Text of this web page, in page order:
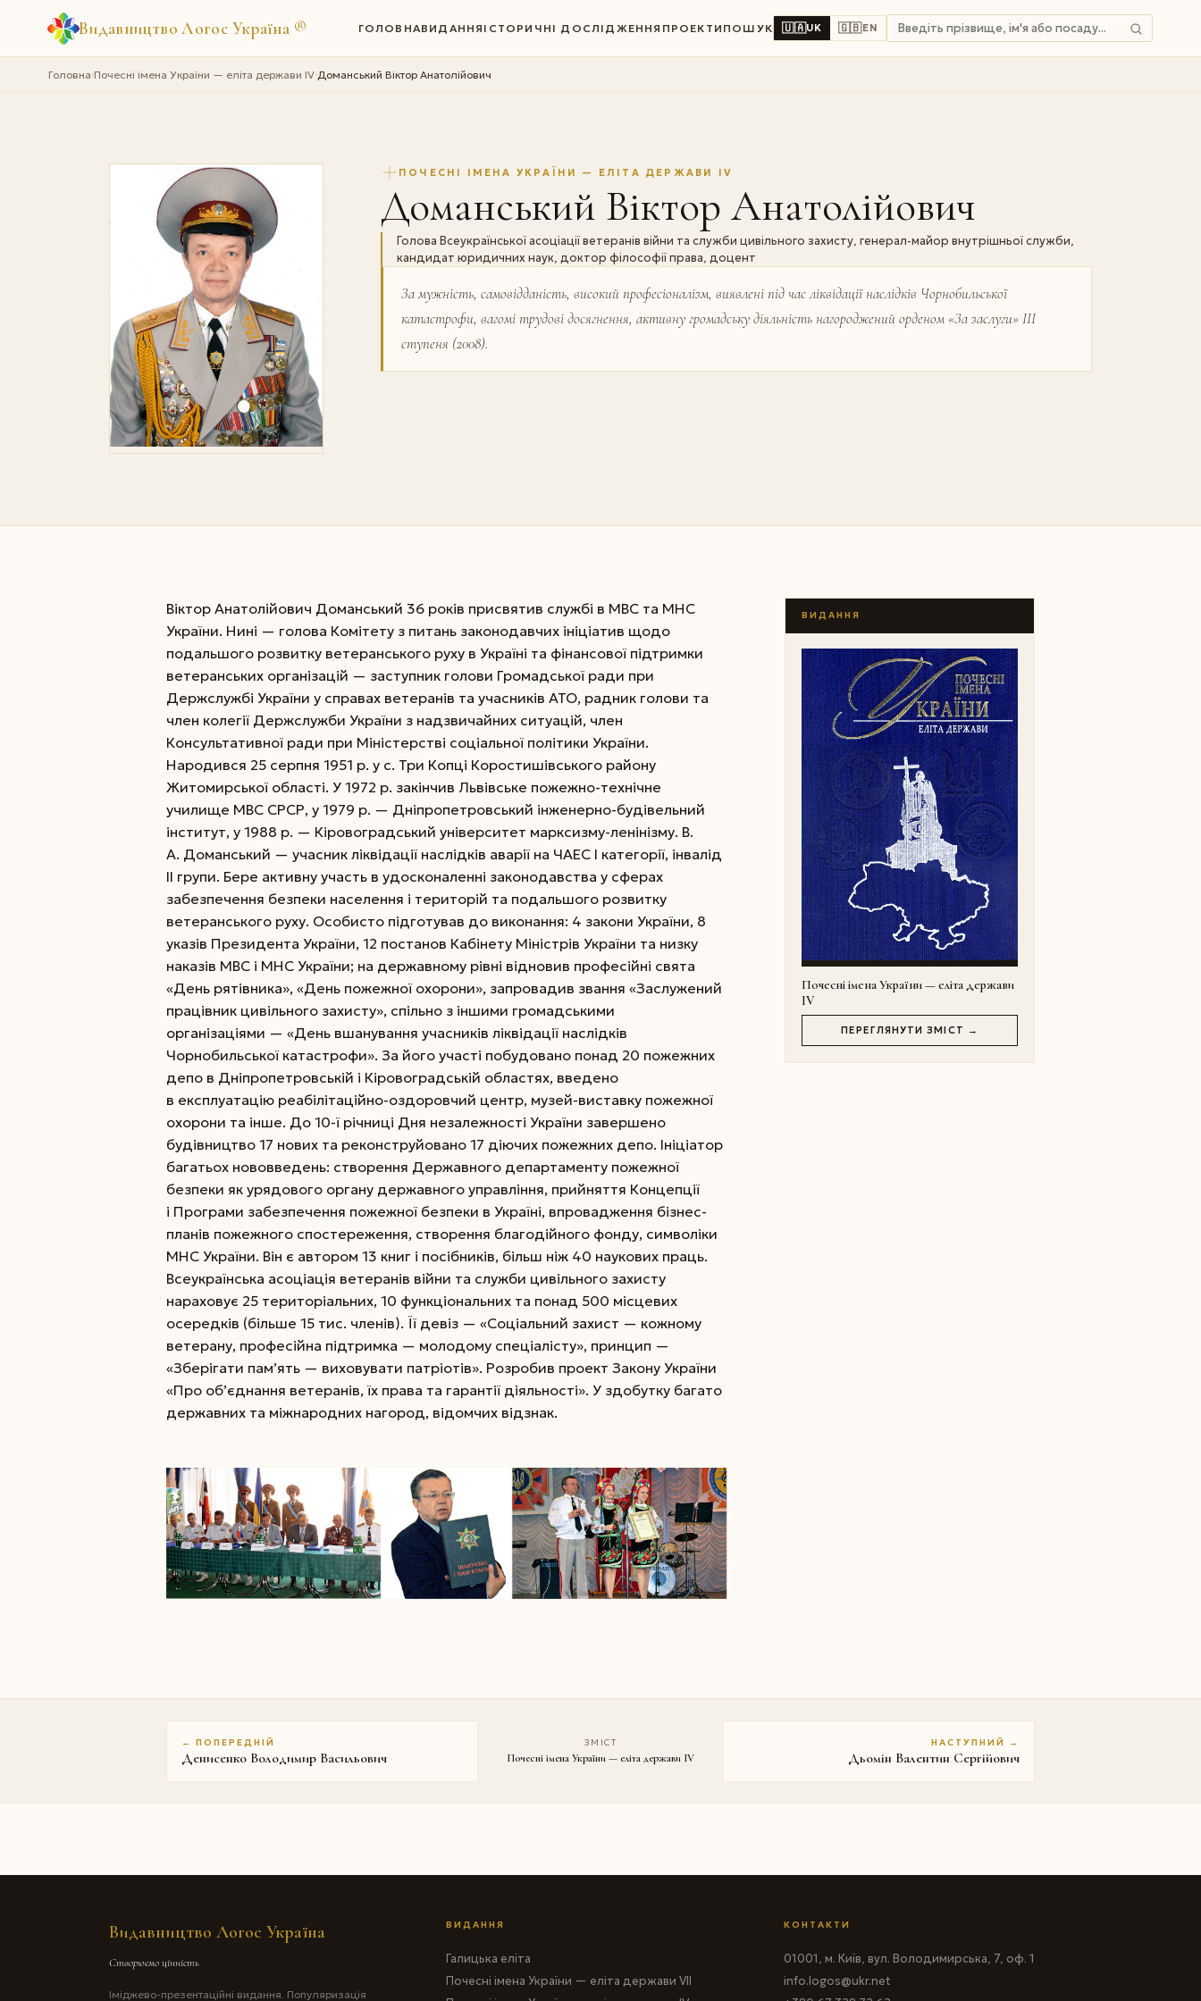
Видавництво Логос Україна ® ГОЛОВНАВИДАННЯ ІСТОРИЧНІ ДОСЛІДЖЕННЯ ПРОЕКТИ ПОШУК 🇺🇦UK 🇬🇧EN
Головна›Почесні імена України — еліта держави IV›Доманський Віктор Анатолійович
ПОЧЕСНІ ІМЕНА УКРАЇНИ — ЕЛІТА ДЕРЖАВИ IV
Доманський Віктор Анатолійович
Голова Всеукраїнської асоціації ветеранів війни та служби цивільного захисту, генерал-майор внутрішньої служби,
кандидат юридичних наук, доктор філософії права, доцент
За мужність, самовідданість, високий професіоналізм, виявлені під час ліквідації наслідків Чорнобильської
катастрофи, вагомі трудові досягнення, активну громадську діяльність нагороджений орденом «За заслуги» III
ступеня (2008).
Віктор Анатолійович Доманський 36 років присвятив службі в МВС та МНС
України. Нині — голова Комітету з питань законодавчих ініціатив щодо
подальшого розвитку ветеранського руху в Україні та фінансової підтримки
ветеранських організацій — заступник голови Громадської ради при
Держслужбі України у справах ветеранів та учасників АТО, радник голови та
член колегії Держслужби України з надзвичайних ситуацій, член
Консультативної ради при Міністерстві соціальної політики України.
Народився 25 серпня 1951 р. у с. Три Копці Коростишівського району
Житомирської області. У 1972 р. закінчив Львівське пожежно-технічне
училище МВС СРСР, у 1979 р. — Дніпропетровський інженерно-будівельний
інститут, у 1988 р. — Кіровоградський університет марксизму-ленінізму. В.
А. Доманський — учасник ліквідації наслідків аварії на ЧАЕС І категорії, інвалід
ІІ групи. Бере активну участь в удосконаленні законодавства у сферах
забезпечення безпеки населення і територій та подальшого розвитку
ветеранського руху. Особисто підготував до виконання: 4 закони України, 8
указів Президента України, 12 постанов Кабінету Міністрів України та низку
наказів МВС і МНС України; на державному рівні відновив професійні свята
«День рятівника», «День пожежної охорони», запровадив звання «Заслужений
працівник цивільного захисту», спільно з іншими громадськими
організаціями — «День вшанування учасників ліквідації наслідків
Чорнобильської катастрофи». За його участі побудовано понад 20 пожежних
депо в Дніпропетровській і Кіровоградській областях, введено
в експлуатацію реабілітаційно-оздоровчий центр, музей-виставку пожежної
охорони та інше. До 10-ї річниці Дня незалежності України завершено
будівництво 17 нових та реконструйовано 17 діючих пожежних депо. Ініціатор
багатьох нововве­день: створення Державного департаменту пожежної
безпеки як урядового органу державного управління, прийняття Концепції
і Програми забезпечення пожежної безпеки в Україні, впровадження бізнес-
планів пожежного спостереження, створення благодійного фонду, символіки
МНС України. Він є автором 13 книг і посібників, більш ніж 40 наукових праць.
Всеукраїнська асоціація ветеранів війни та служби цивільного захисту
нараховує 25 територіальних, 10 функціональних та понад 500 місцевих
осередків (більше 15 тис. членів). Її девіз — «Соціальний захист — кожному
ветерану, професійна підтримка — молодому спеціалісту», принцип —
«Зберігати пам’ять — виховувати патріотів». Розробив проект Закону України
«Про об’єднання ветеранів, їх права та гарантії діяльності». У здобутку багато
державних та міжнародних нагород, відомчих відзнак.
ВИДАННЯ
Почесні імена України — еліта держави
IV
ПЕРЕГЛЯНУТИ ЗМІСТ →
← ПОПЕРЕДНІЙ
Денисенко Володимир Васильович
ЗМІСТ
Почесні імена України — еліта держави IV
НАСТУПНИЙ →
Дьомін Валентин Сергійович
Видавництво Логос Україна
Створюємо цінність
Іміджево-презентаційні видання. Популяризація
ВИДАННЯ
Галицька еліта
Почесні імена України — еліта держави VII
КОНТАКТИ
01001, м. Київ, вул. Володимирська, 7, оф. 1
info.logos@ukr.net